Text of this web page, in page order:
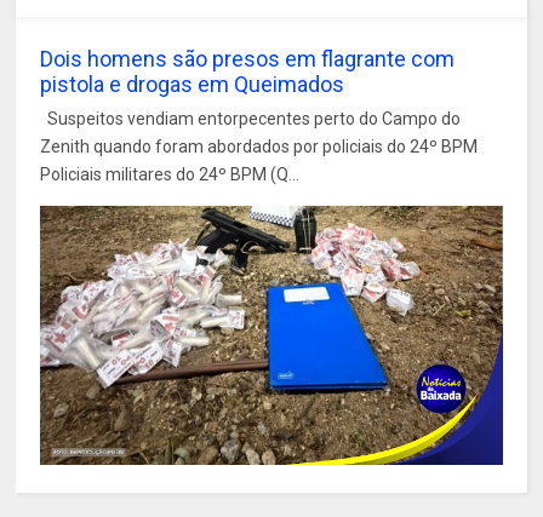
Dois homens são presos em flagrante com
pistola e drogas em Queimados
Suspeitos vendiam entorpecentes perto do Campo do
Zenith quando foram abordados por policiais do 24º BPM
Policiais militares do 24º BPM (Q...